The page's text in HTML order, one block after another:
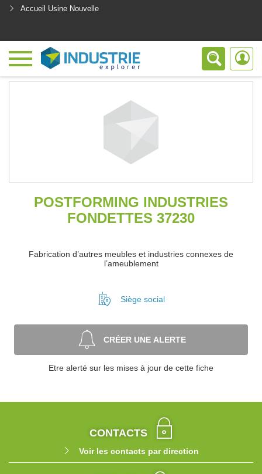
Accueil Usine Nouvelle
POSTFORMING INDUSTRIES
FONDETTES 37230
Fabrication d’autres meubles et industries connexes de
l’ameublement
Siège social
CRÉER UNE ALERTE
Etre alerté sur les mises à jour de cette fiche
CONTACTS
Voir les contacts par direction